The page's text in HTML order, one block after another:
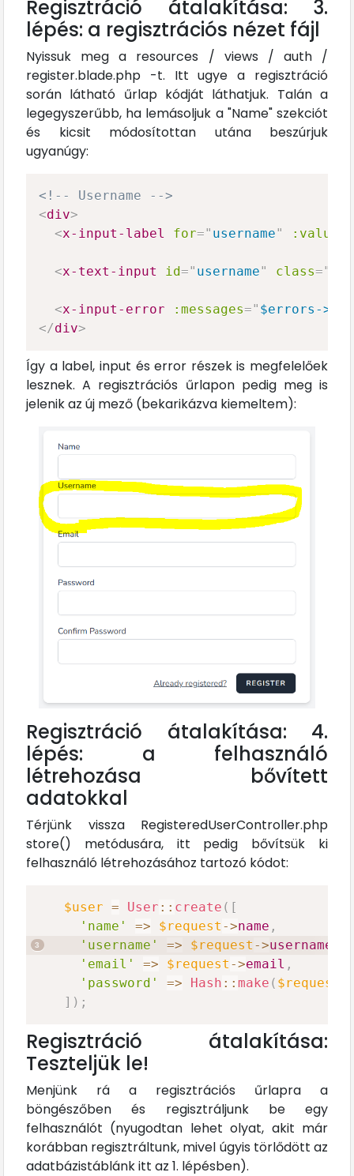
Regisztráció átalakítása: 3.
lépés: a regisztrációs nézet fájl
Nyissuk meg a resources / views / auth /
register.blade.php -t. Itt ugye a regisztráció
során látható űrlap kódját láthatjuk. Talán a
legegyszerűbb, ha lemásoljuk a "Name" szekciót
és kicsit módosítottan utána beszúrjuk
ugyanúgy:
<!-- Username -->
<div>
<x-input-label for=" username" :value
<x-text-input id=" username" class="
<x-input-error :messages=" $errors-
</div>
Így a label, input és error részek is megfelelőek
lesznek. A regisztrációs űrlapon pedig meg is
jelenik az új mező (bekarikázva kiemeltem):
Regisztráció átalakítása: 4.
lépés: a felhasználó
létrehozása bővített
adatokkal
Térjünk vissza RegisteredUserController.php
store() metódusára, itt pedig bővítsük ki
felhasználó létrehozásához tartozó kódot:
$user = User :: create ( [
'name'
=> $request ->name ,
'username'
=> $request ->username
'email'
=> $request ->email ,
'password'
=> Hash :: make ( $request
] ) ;
Regisztráció átalakítása:
Teszteljük le!
Menjünk rá a regisztrációs űrlapra a
böngészőben és regisztráljunk be egy
felhasználót (nyugodtan lehet olyat, akit már
korábban regisztráltunk, mivel úgyis törlődött az
adatbázistáblánk itt az 1. lépésben).